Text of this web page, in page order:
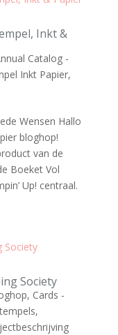
Inkt &
Catalog -
Inkt Papier,
Wensen Hallo
bloghop!
van de
Boeket Vol
Up! centraal.
Society
, Cards -
,